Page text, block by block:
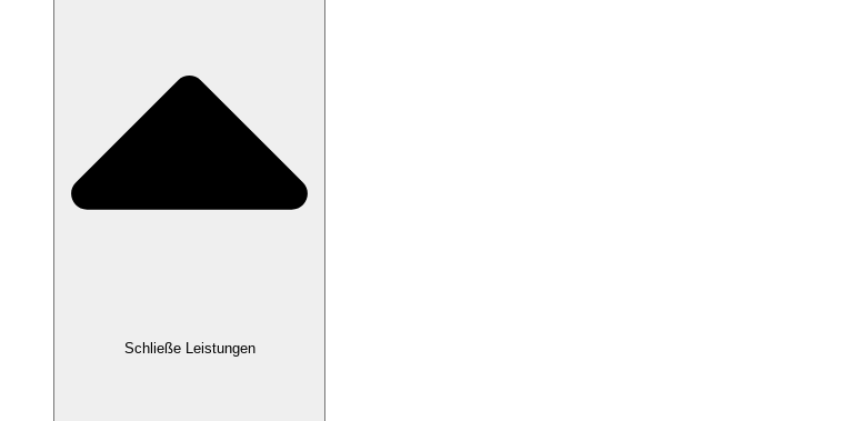
Schließe Leistungen